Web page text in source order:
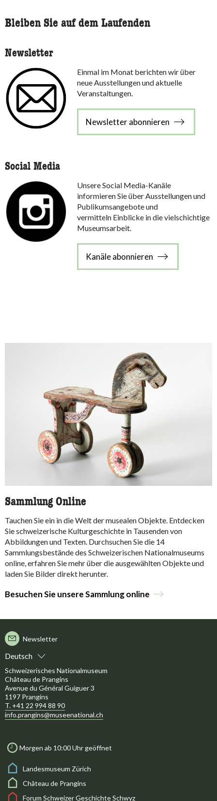
Bleiben Sie auf dem Laufenden
Newsletter
Einmal im Monat berichten wir über
neue Ausstellungen und aktuelle
Veranstaltungen.
Newsletter abonnieren
Social Media
Unsere Social Media-Kanäle
informieren Sie über Ausstellungen und
Publikumsangebote und
vermitteln Einblicke in die vielschichtige
Museumsarbeit.
Kanäle abonnieren
Sammlung Online
Tauchen Sie ein in die Welt der musealen Objekte. Entdecken
Sie schweizerische Kulturgeschichte in Tausenden von
Abbildungen und Texten. Durchsuchen Sie die 14
Sammlungsbestände des Schweizerischen Nationalmuseums
online, erfahren Sie mehr über die ausgewählten Objekte und
laden Sie Bilder direkt herunter.
Besuchen Sie unsere Sammlung online
Deutsch
Newsletter
Schweizerisches Nationalmuseum
Château de Prangins
Avenue du Général Guiguer 3
1197 Prangins
T. +41 22 994 88 90
info.prangins@museenational.ch
Morgen ab 10:00 Uhr geöffnet
Landesmuseum Zürich
Château de Prangins
Forum Schweizer Geschichte Schwyz